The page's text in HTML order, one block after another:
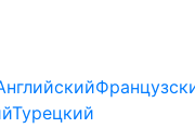
Турецкий